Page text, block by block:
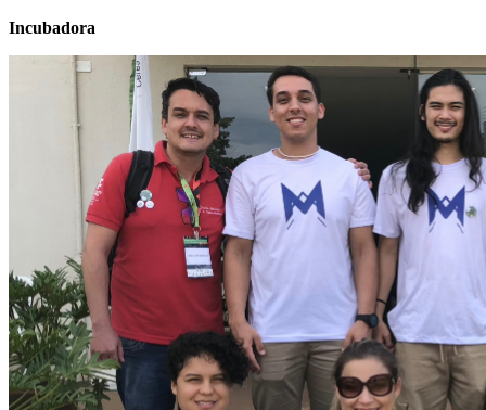
Incubadora